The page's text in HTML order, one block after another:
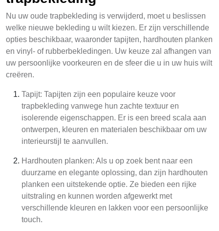
Nu uw oude trapbekleding is verwijderd, moet u beslissen
welke nieuwe bekleding u wilt kiezen. Er zijn verschillende
opties beschikbaar, waaronder tapijten, hardhouten planken
en vinyl- of rubberbekledingen. Uw keuze zal afhangen van
uw persoonlijke voorkeuren en de sfeer die u in uw huis wilt
creëren.
Tapijt: Tapijten zijn een populaire keuze voor
trapbekleding vanwege hun zachte textuur en
isolerende eigenschappen. Er is een breed scala aan
ontwerpen, kleuren en materialen beschikbaar om uw
interieurstijl te aanvullen.
Hardhouten planken: Als u op zoek bent naar een
duurzame en elegante oplossing, dan zijn hardhouten
planken een uitstekende optie. Ze bieden een rijke
uitstraling en kunnen worden afgewerkt met
verschillende kleuren en lakken voor een persoonlijke
touch.